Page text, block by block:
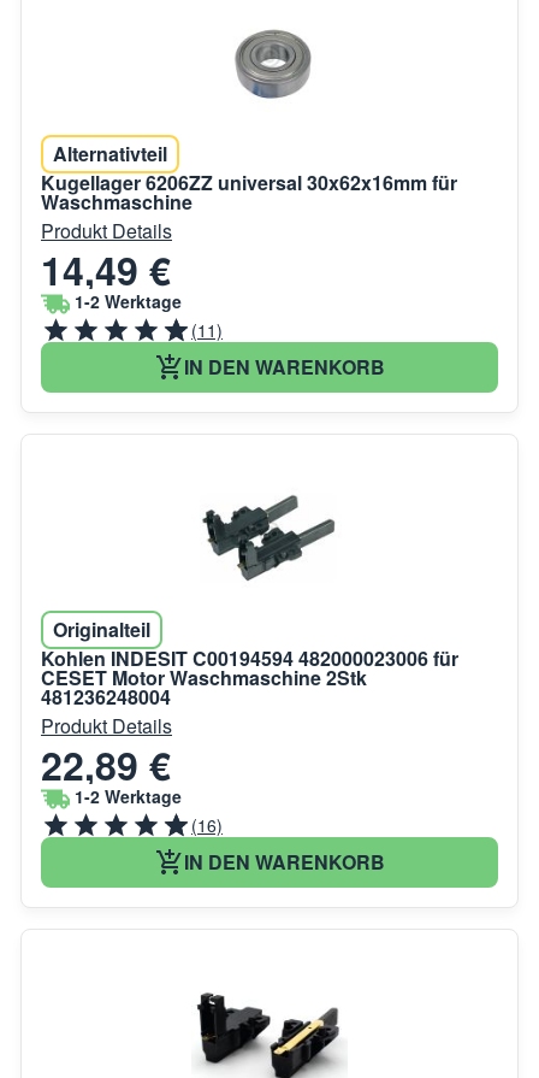
Alternativteil
Kugellager 6206ZZ universal 30x62x16mm für
Waschmaschine
Produkt Details
14,49 €
1-2 Werktage
(11)
IN DEN WARENKORB
Originalteil
Kohlen INDESIT C00194594 482000023006 für
CESET Motor Waschmaschine 2Stk
481236248004
Produkt Details
22,89 €
1-2 Werktage
(16)
IN DEN WARENKORB